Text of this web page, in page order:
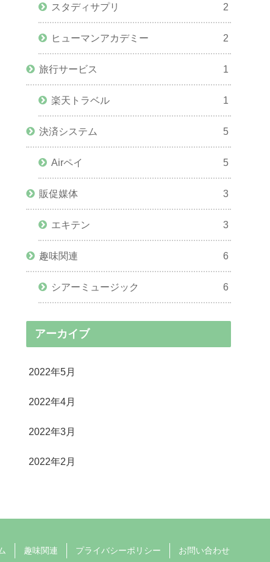
スタディサプリ 2
ヒューマンアカデミー 2
旅行サービス 1
楽天トラベル 1
決済システム 5
Airペイ 5
販促媒体 3
エキテン 3
趣味関連 6
シアーミュージック 6
アーカイブ
2022年5月
2022年4月
2022年3月
2022年2月
趣味関連 プライバシーポリシー お問い合わせ